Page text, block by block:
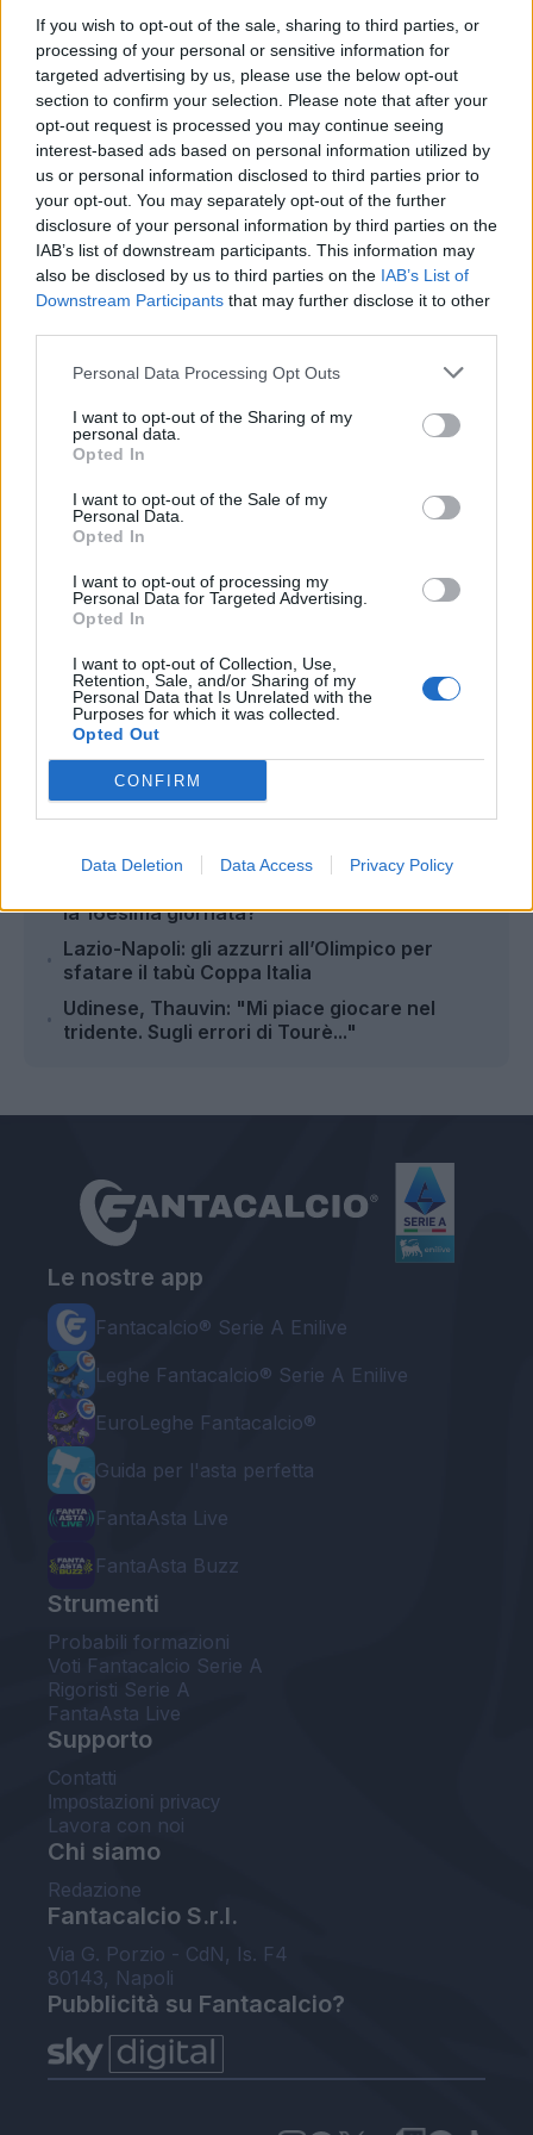
If you wish to opt-out of the sale, sharing to third parties, or
processing of your personal or sensitive information for
targeted advertising by us, please use the below opt-out
section to confirm your selection. Please note that after your
opt-out request is processed you may continue seeing
interest-based ads based on personal information utilized by
us or personal information disclosed to third parties prior to
your opt-out. You may separately opt-out of the further
disclosure of your personal information by third parties on the
IAB’s list of downstream participants. This information may
also be disclosed by us to third parties on the IAB’s List of
Downstream Participants that may further disclose it to other
Personal Data Processing Opt Outs
I want to opt-out of the Sharing of my
personal data.
Opted In
I want to opt-out of the Sale of my
Personal Data.
Opted In
I want to opt-out of processing my
Personal Data for Targeted Advertising.
Opted In
I want to opt-out of Collection, Use,
Retention, Sale, and/or Sharing of my
Personal Data that Is Unrelated with the
Purposes for which it was collected.
Opted Out
CONFIRM
Data Deletion Data Access Privacy Policy
"Conosco bene Mario, gli sono amico e
penso che sia molto diverso dall’immagine
che ne viene fuori dal punto di vista
mediatico. Ha 34 anni, è cresciuto rispetto a
qualche anno fa a Brescia. Sta facendo il
percorso giusto".
Autore
Antonio Lauro
la 16esima giornata?
Lazio-Napoli: gli azzurri all’Olimpico per
sfatare il tabù Coppa Italia
Udinese, Thauvin: "Mi piace giocare nel
tridente. Sugli errori di Tourè..."
Le nostre app
Fantacalcio® Serie A Enilive
Leghe Fantacalcio® Serie A Enilive
EuroLeghe Fantacalcio®
Guida per l'asta perfetta
FantaAsta Live
FantaAsta Buzz
Strumenti
Probabili formazioni
Voti Fantacalcio Serie A
Rigoristi Serie A
FantaAsta Live
Supporto
Contatti
Impostazioni privacy
Lavora con noi
Chi siamo
Redazione
Fantacalcio S.r.l.
Via G. Porzio - CdN, Is. F4
80143, Napoli
Pubblicità su Fantacalcio?